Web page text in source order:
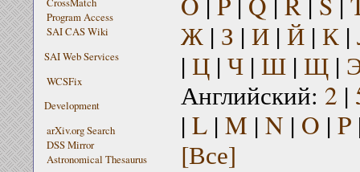
Program Access
SAI CAS Wiki
SAI Web Services
WCSFix
Development
arXiv.org Search
DSS Mirror
Astronomical Thesaurus
Ж| З | И| Й| К|
| Ц| Ч| Ш| Щ|
Английский: 2 |
| L| M | N | O | P
[Все]